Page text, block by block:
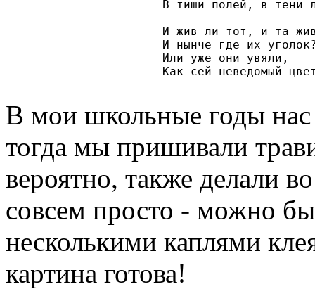
В тиши полей, в тени
И жив ли тот, и та
И нынче где их
Или уже они увяли,
В мои школьные годы нас
тогда мы пришивали
вероятно, также делали
совсем просто - можно
несколькими каплями
картина готова!